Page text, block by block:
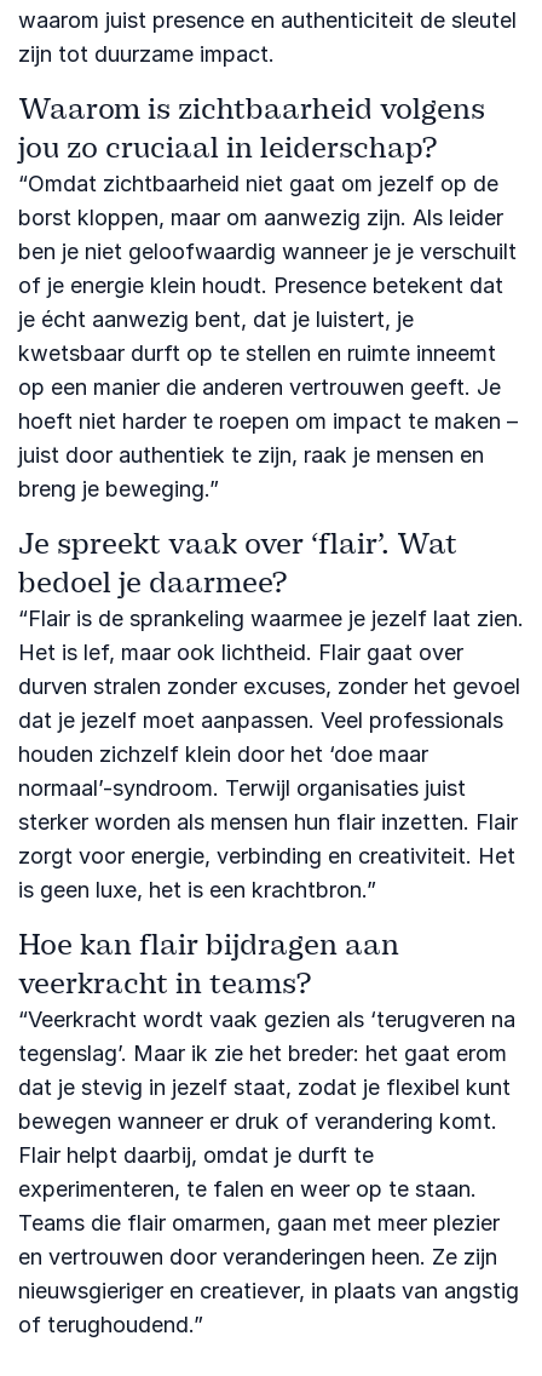
waarom juist presence en authenticiteit de sleutel
zijn tot duurzame impact.
Waarom is zichtbaarheid volgens
jou zo cruciaal in leiderschap?
“Omdat zichtbaarheid niet gaat om jezelf op de
borst kloppen, maar om aanwezig zijn. Als leider
ben je niet geloofwaardig wanneer je je verschuilt
of je energie klein houdt. Presence betekent dat
je écht aanwezig bent, dat je luistert, je
kwetsbaar durft op te stellen en ruimte inneemt
op een manier die anderen vertrouwen geeft. Je
hoeft niet harder te roepen om impact te maken –
juist door authentiek te zijn, raak je mensen en
breng je beweging.”
Je spreekt vaak over ‘flair’. Wat
bedoel je daarmee?
“Flair is de sprankeling waarmee je jezelf laat zien.
Het is lef, maar ook lichtheid. Flair gaat over
durven stralen zonder excuses, zonder het gevoel
dat je jezelf moet aanpassen. Veel professionals
houden zichzelf klein door het ‘doe maar
normaal’-syndroom. Terwijl organisaties juist
sterker worden als mensen hun flair inzetten. Flair
zorgt voor energie, verbinding en creativiteit. Het
is geen luxe, het is een krachtbron.”
Hoe kan flair bijdragen aan
veerkracht in teams?
“Veerkracht wordt vaak gezien als ‘terugveren na
tegenslag’. Maar ik zie het breder: het gaat erom
dat je stevig in jezelf staat, zodat je flexibel kunt
bewegen wanneer er druk of verandering komt.
Flair helpt daarbij, omdat je durft te
experimenteren, te falen en weer op te staan.
Teams die flair omarmen, gaan met meer plezier
en vertrouwen door veranderingen heen. Ze zijn
nieuwsgieriger en creatiever, in plaats van angstig
of terughoudend.”